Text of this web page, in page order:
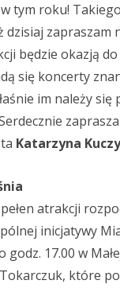
tym roku!
dzisiaj zapraszam
będzie okazją
się koncerty
im należy
Katarzyna
atrakcji
inicjatywy
godz. 17.00 w
które